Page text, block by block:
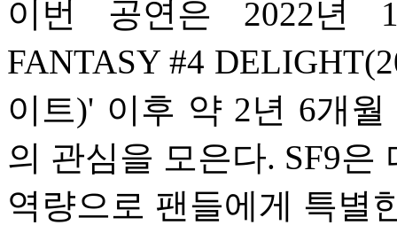
이번 공연은 2022년
FANTASY #4
이트)' 이후 약 2년 6개
의 관심을 모은다. SF9
역량으로 팬들에게 특별